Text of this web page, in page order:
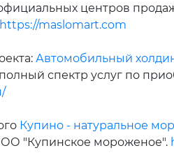
центров
https://maslomart.com
Автомобильный
полный спектр услуг по
Купино - натуральное
"Купинское мороженое".